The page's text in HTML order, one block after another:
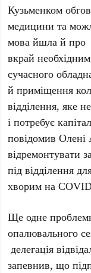
Кузьменком
медицини та
мова йшла й про
вкрай
сучасного
й приміщення
відділення, яке
і потребує
повідомив Олені
відремонтувати
під відділення
хворим на
Ще одне
опалювального
делегація
запевнив, що